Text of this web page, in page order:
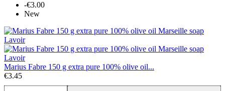
-€3.00
New
Marius Fabre 150 g extra pure 100% olive oil...
€3.45